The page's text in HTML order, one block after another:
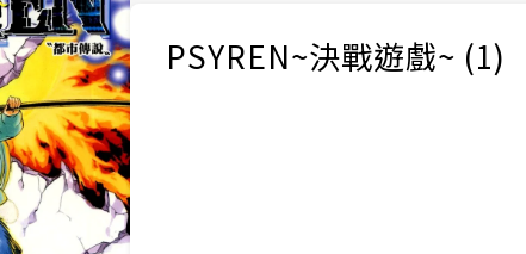
PSYREN~決戰遊戲~ (1)